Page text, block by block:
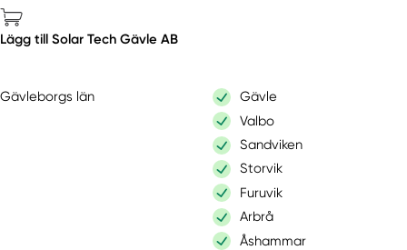
Lägg till Solar Tech Gävle AB
Gävleborgs län
Gävle
Valbo
Sandviken
Storvik
Furuvik
Arbrå
Åshammar